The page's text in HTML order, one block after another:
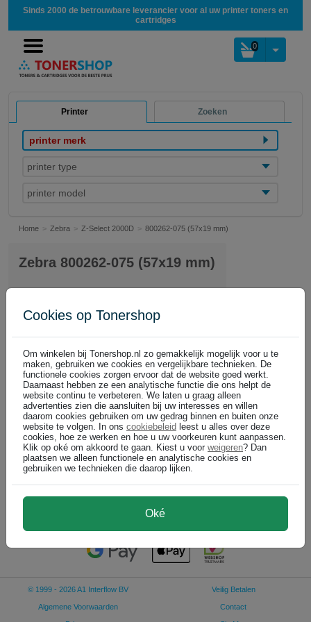
Sinds 2000 de betrouwbare leverancier voor al uw printer toners en
cartridges
0
Printer Zoeken
printer merk
printer type
printer model
Home Zebra Z-Select 2000D 800262-075 (57x19 mm)
Zebra 800262-075 (57x19 mm)
Zebra overige supplies
Zebra Z-Select 2000D label (800262-075) 57mm x 19mm 12 rollen
LEVERING IN 2 DAGEN
19 mm
57 mm
€ 159,99(€ 132,22 excl)
© 1999 - 2026 A1 Interflow BV
Algemene Voorwaarden
Veilig Betalen
Contact
Cookies op Tonershop
Om winkelen bij Tonershop.nl zo gemakkelijk mogelijk voor u te
maken, gebruiken we cookies en vergelijkbare technieken. De
functionele cookies zorgen ervoor dat de website goed werkt.
Daarnaast hebben ze een analytische functie die ons helpt de
website continu te verbeteren. We laten u graag alleen
advertenties zien die aansluiten bij uw interesses en willen
daarom cookies gebruiken om uw gedrag binnen en buiten onze
website te volgen. In ons cookiebeleid leest u alles over deze
cookies, hoe ze werken en hoe u uw voorkeuren kunt aanpassen.
Klik op oké om akkoord te gaan. Kiest u voor weigeren? Dan
plaatsen we alleen functionele en analytische cookies en
gebruiken we technieken die daarop lijken.
Oké